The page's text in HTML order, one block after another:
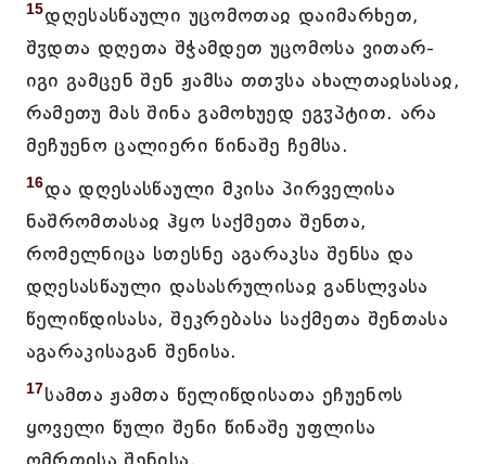
15დღესასწაული უცომოთაჲ დაიმარხეთ,
შჳდთა დღეთა შჭამდეთ უცომოსა ვითარ-
იგი გამცენ შენ ჟამსა თთჳსა ახალთაჲსასაჲ,
რამეთუ მას შინა გამოხუედ ეგჳპტით. არა
მეჩუენო ცალიერი წინაშე ჩემსა.
16და დღესასწაული მკისა პირველისა
ნაშრომთასაჲ ჰყო საქმეთა შენთა,
რომელნიცა სთესნე აგარაკსა შენსა და
დღესასწაული დასასრულისაჲ განსლვასა
წელიწდისასა, შეკრებასა საქმეთა შენთასა
აგარაკისაგან შენისა.
17სამთა ჟამთა წელიწდისათა ეჩუენოს
ყოველი წული შენი წინაშე უფლისა